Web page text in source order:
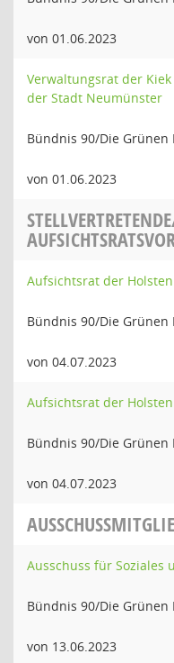
von 01.06.2023
Verwaltungsrat der
der Stadt Neumünster
Bündnis 90/Die Grünen
von 01.06.2023
Aufsichtsrat der
Bündnis 90/Die Grünen
von 04.07.2023
Aufsichtsrat der
Bündnis 90/Die Grünen
von 04.07.2023
Ausschuss für Soziales
Bündnis 90/Die Grünen
von 13.06.2023